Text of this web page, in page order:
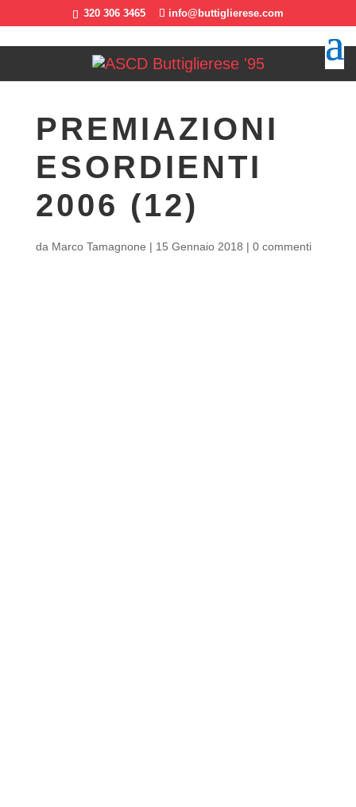
320 306 3465 info@buttiglierese.com
PREMIAZIONI
ESORDIENTI
2006 (12)
da Marco Tamagnone | 15 Gennaio 2018 | 0 commenti